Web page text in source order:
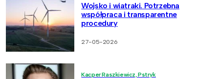
Wojsko i wiatraki. Potrzebna
współpraca i transparentne
procedury
27-05-2026
Kacper Raszkiewicz, Pstryk